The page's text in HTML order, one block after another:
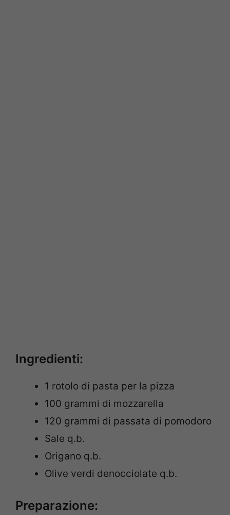
Ingredienti:
1 rotolo di pasta per la pizza
100 grammi di mozzarella
120 grammi di passata di pomodoro
Sale q.b.
Origano q.b.
Olive verdi denocciolate q.b.
Preparazione: